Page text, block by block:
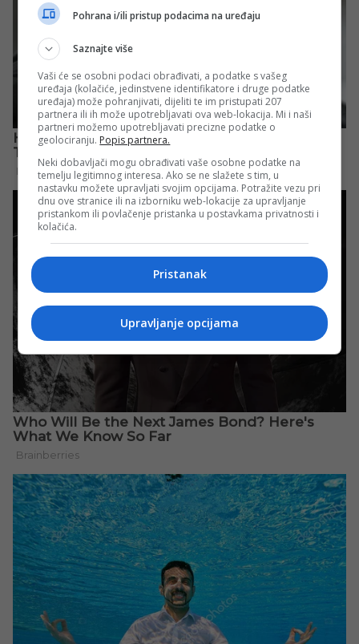
Pohrana i/ili pristup podacima na uređaju
Saznajte više
Vaši će se osobni podaci obrađivati, a podatke s vašeg
uređaja (kolačiće, jedinstvene identifikatore i druge podatke
uređaja) može pohranjivati, dijeliti te im pristupati 207
partnera ili ih može upotrebljavati ova web-lokacija. Mi i naši
partneri možemo upotrebljavati precizne podatke o
geolociranju. Popis partnera.
Neki dobavljači mogu obrađivati vaše osobne podatke na
temelju legitimnog interesa. Ako se ne slažete s tim, u
nastavku možete upravljati svojim opcijama. Potražite vezu pri
dnu ove stranice ili na izborniku web-lokacije za upravljanje
pristankom ili povlačenje pristanka u postavkama privatnosti i
kolačića.
Pristanak
Upravljanje opcijama